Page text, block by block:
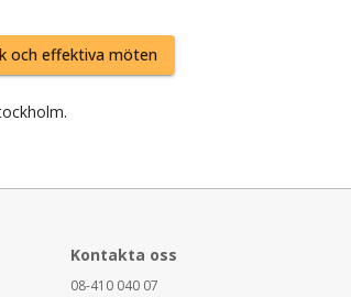
och effektiva möten
.
Kontakta oss
08-410 040 07